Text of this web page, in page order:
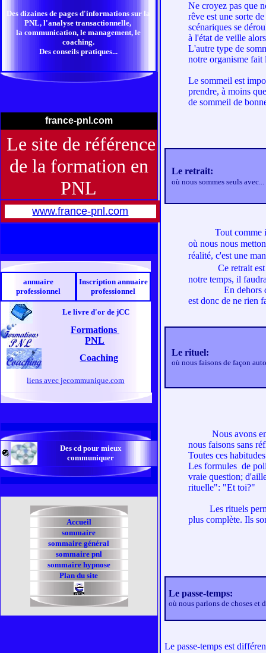
Des dizaines de pages d'informations sur la
PNL, l'analyse transactionnelle,
la communication, le management, le
coaching.
Des conseils pratiques...
france-pnl.com
Le site de référence
de la formation en
PNL
www.france-pnl.com
annuaire
professionnel
Inscription annuaire
professionnel
Le livre d'or de jCC
Formations
PNL
Coaching
liens avec jecommunique.com
Des cd pour mieux
communiquer
Accueil
sommaire
sommaire général
sommaire pnl
sommaire hypnose
Plan du site
Ne croyez pas que
rêve est une sorte
scénariques se
à l'état de veille
L'autre type de
notre organisme
Le sommeil est
prendre, à moins
de sommeil de
Le retrait:
où nous sommes seuls
Tout comme
où nous nous
réalité, c'est une
Ce retrait
notre temps, il
En dehors des
est donc de ne rien
Le rituel:
où nous faisons de façon
Nous avons en
nous faisons sans
Toutes ces
Les formules de
vraie question;
rituelle": "Et toi?"
Les rituels
plus complète. Ils
Le passe-temps:
où nous parlons de choses et
Le passe-temps est